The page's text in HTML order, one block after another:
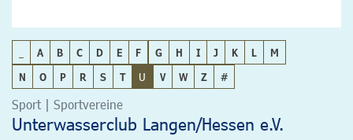
A B C D E F G H I J K L
M
N
O P R S T U V W Z #
Sport | Sportvereine
Unterwasserclub Langen/Hessen e.V.